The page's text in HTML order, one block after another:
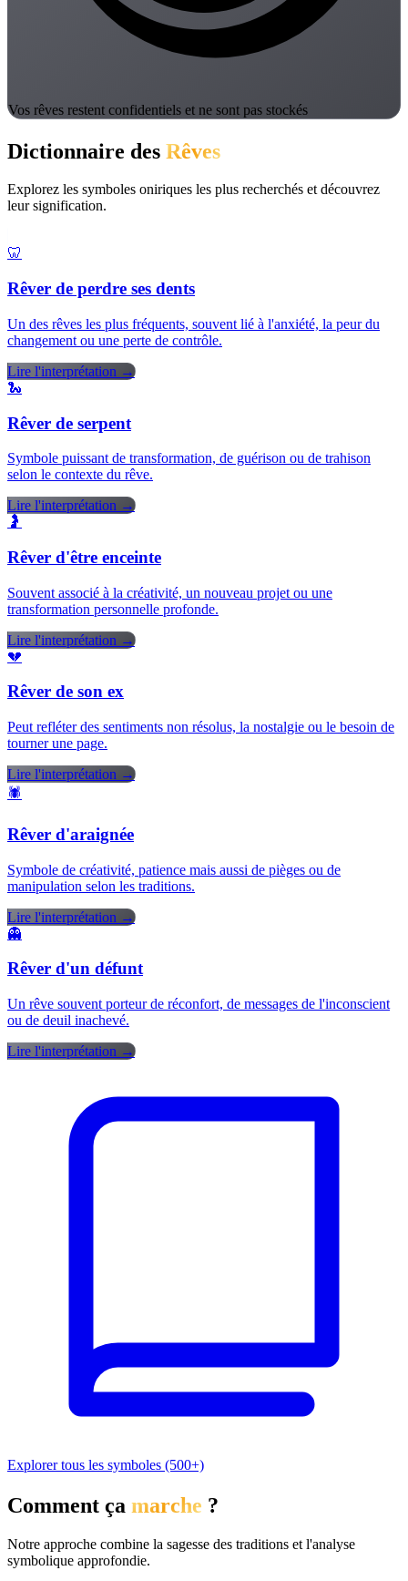
Vos rêves restent confidentiels et ne sont pas stockés
Dictionnaire des Rêves
Explorez les symboles oniriques les plus recherchés et découvrez
leur signification.
🦷
Rêver de perdre ses dents
Un des rêves les plus fréquents, souvent lié à l'anxiété, la peur du
changement ou une perte de contrôle.
Lire l'interprétation →
🐍
Rêver de serpent
Symbole puissant de transformation, de guérison ou de trahison
selon le contexte du rêve.
Lire l'interprétation →
🤰
Rêver d'être enceinte
Souvent associé à la créativité, un nouveau projet ou une
transformation personnelle profonde.
Lire l'interprétation →
💔
Rêver de son ex
Peut refléter des sentiments non résolus, la nostalgie ou le besoin de
tourner une page.
Lire l'interprétation →
🕷️
Rêver d'araignée
Symbole de créativité, patience mais aussi de pièges ou de
manipulation selon les traditions.
Lire l'interprétation →
👻
Rêver d'un défunt
Un rêve souvent porteur de réconfort, de messages de l'inconscient
ou de deuil inachevé.
Lire l'interprétation →
Explorer tous les symboles (500+)
Comment ça marche ?
Notre approche combine la sagesse des traditions et l'analyse
symbolique approfondie.